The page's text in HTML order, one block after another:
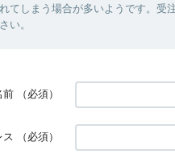
てしまう場合が多いようです。受
い。
前 （必須）
ス （必須）